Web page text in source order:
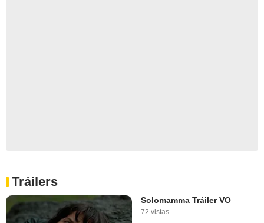
Tráilers
Solomamma Tráiler VO
72 vistas